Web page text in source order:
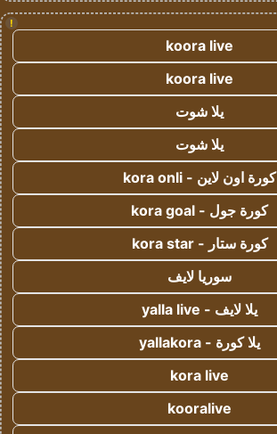
!
koora live
koora live
يلا شوت
يلا شوت
كورة اون لاين - kora onli
كورة جول - kora goal
كورة ستار - kora star
سوريا لايف
يلا لايف - yalla live
يلا كورة - yallakora
kora live
kooralive